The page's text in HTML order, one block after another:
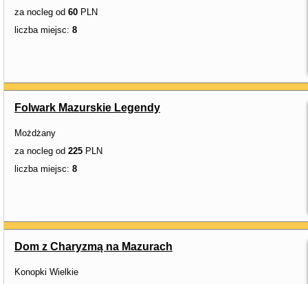
za nocleg od 60 PLN
liczba miejsc: 8
Folwark Mazurskie Legendy
Możdżany
za nocleg od 225 PLN
liczba miejsc: 8
Dom z Charyzmą na Mazurach
Konopki Wielkie